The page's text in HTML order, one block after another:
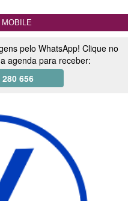
pelo WhatsApp! Clique no
agenda para receber:
656